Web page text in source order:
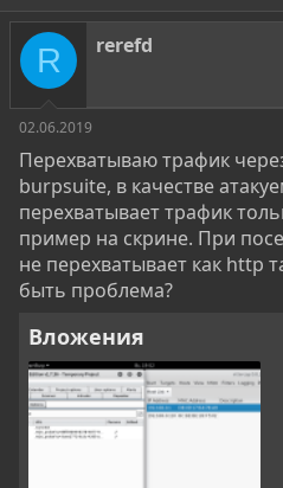
т
о
т
м
ы
т
н
а
г
R rerefd
02.06.2019
Перехватываю трафик
burpsuite, в качестве
перехватывает трафик
пример на скрине. При
не перехватывает как http
быть проблема?
Вложения